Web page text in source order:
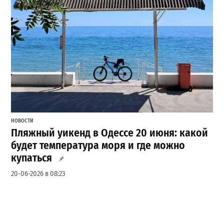
НОВОСТИ
Пляжный уикенд в Одессе 20 июня: какой
будет температура моря и где можно
купаться
20-06-2026 в 08:23